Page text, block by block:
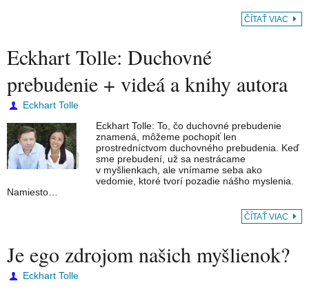
ČÍTAŤ VIAC
Eckhart Tolle: Duchovné
prebudenie + videá a knihy autora
Eckhart Tolle
Eckhart Tolle: To, čo duchovné prebudenie
znamená, môžeme pochopiť len
prostredníctvom duchovného prebudenia. Keď
sme prebudení, už sa nestrácame
v myšlienkach, ale vnímame seba ako
vedomie, ktoré tvorí pozadie nášho myslenia.
Namiesto…
ČÍTAŤ VIAC
Je ego zdrojom našich myšlienok?
Eckhart Tolle